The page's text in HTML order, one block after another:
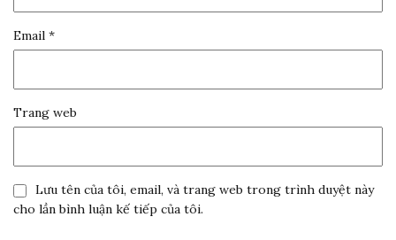
Email *
Trang web
Lưu tên của tôi, email, và trang web trong trình duyệt này
cho lần bình luận kế tiếp của tôi.